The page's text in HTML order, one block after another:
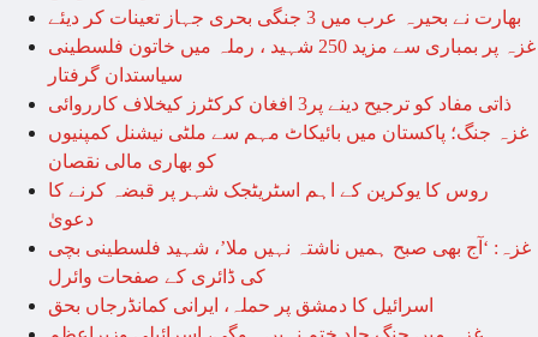
بھارت نے بحیرہ عرب میں 3 جنگی بحری جہاز تعینات کر دیئے
غزہ پر بمباری سے مزید 250 شہید ، رملہ میں خاتون فلسطینی
سیاستدان گرفتار
ذاتی مفاد کو ترجیح دینے پر3 افغان کرکٹرز کیخلاف کارروائی
غزہ جنگ؛ پاکستان میں بائیکاٹ مہم سے ملٹی نیشنل کمپنیوں
کو بھاری مالی نقصان
روس کا یوکرین کے اہم اسٹریٹجک شہر پر قبضہ کرنے کا
دعویٰ
غزہ: ‘آج بھی صبح ہمیں ناشتہ نہیں ملا’، شہید فلسطینی بچی
کی ڈائری کے صفحات وائرل
اسرائیل کا دمشق پر حملہ، ایرانی کمانڈرجاں بحق